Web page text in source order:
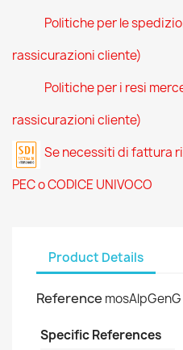
Politiche per le
rassicurazioni cliente)
Politiche per i resi
rassicurazioni cliente)
Se necessiti di fattura
PEC o CODICE UNIVOCO
Product Details
Reference mosAlpGenG
Specific References